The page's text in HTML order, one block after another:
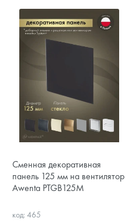
Сменная декоративная
панель 125 мм на вентилятор
Awenta PTGB125M
код: 465